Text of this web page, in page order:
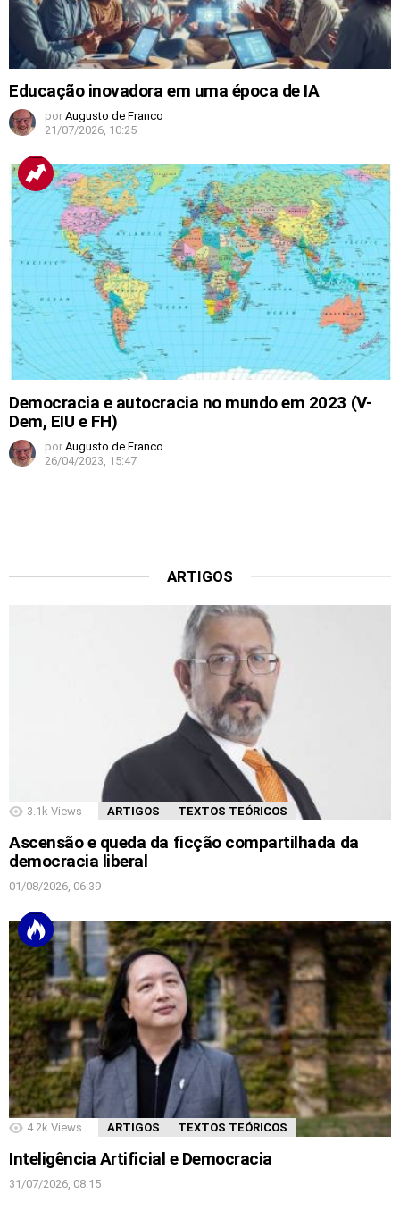
Educação inovadora em uma época de IA
por Augusto de Franco
21/07/2026, 10:25
Democracia e autocracia no mundo em 2023 (V-
Dem, EIU e FH)
por Augusto de Franco
26/04/2023, 15:47
ARTIGOS
3.1k Views ARTIGOS TEXTOS TEÓRICOS
Ascensão e queda da ficção compartilhada da
democracia liberal
01/08/2026, 06:39
4.2k Views ARTIGOS TEXTOS TEÓRICOS
Inteligência Artificial e Democracia
31/07/2026, 08:15